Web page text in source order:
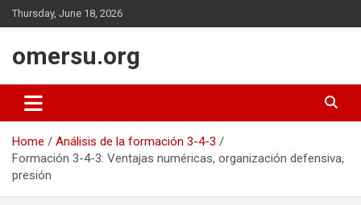
Skip
to
Thursday, June 18, 2026
omersu.org
Home
Análisis de la formación 3-4-3
Formación 3-4-3: Ventajas numéricas, organización defensiva,
presión